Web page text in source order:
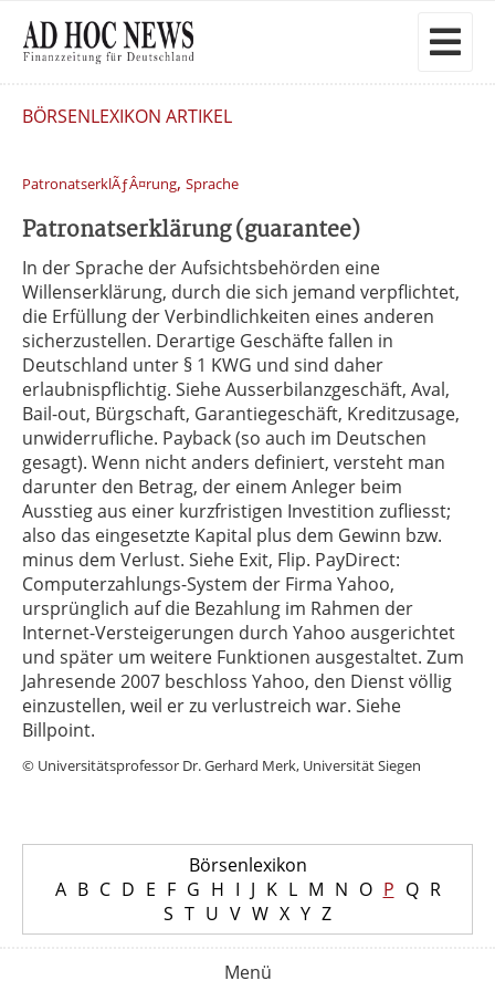
BÖRSENLEXIKON ARTIKEL
PatronatserklÃƒÂ¤rung, Sprache
Patronatserklärung (guarantee)
In der Sprache der Aufsichtsbehörden eine
Willenserklärung, durch die sich jemand verpflichtet,
die Erfüllung der Verbindlichkeiten eines anderen
sicherzustellen. Derartige Geschäfte fallen in
Deutschland unter § 1 KWG und sind daher
erlaubnispflichtig. Siehe Ausserbilanzgeschäft, Aval,
Bail-out, Bürgschaft, Garantiegeschäft, Kreditzusage,
unwiderrufliche. Payback (so auch im Deutschen
gesagt). Wenn nicht anders definiert, versteht man
darunter den Betrag, der einem Anleger beim
Ausstieg aus einer kurzfristigen Investition zufliesst;
also das eingesetzte Kapital plus dem Gewinn bzw.
minus dem Verlust. Siehe Exit, Flip. PayDirect:
Computerzahlungs-System der Firma Yahoo,
ursprünglich auf die Bezahlung im Rahmen der
Internet-Versteigerungen durch Yahoo ausgerichtet
und später um weitere Funktionen ausgestaltet. Zum
Jahresende 2007 beschloss Yahoo, den Dienst völlig
einzustellen, weil er zu verlustreich war. Siehe
Billpoint.
© Universitätsprofessor Dr. Gerhard Merk, Universität Siegen
Börsenlexikon
A B C D E F G H I J K L M N O P Q R
S T U V W X Y Z
Menü